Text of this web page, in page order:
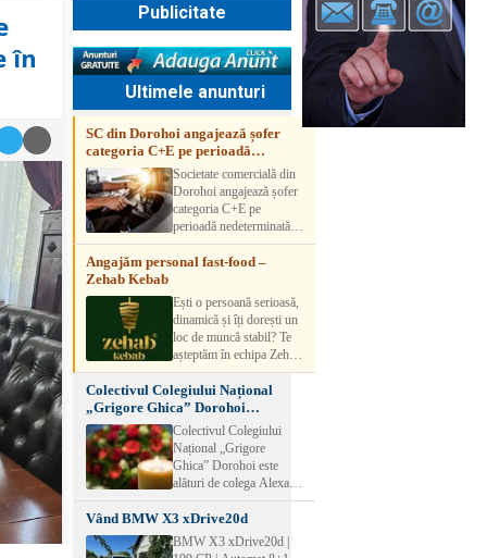
în
Publicitate
Ultimele anunturi
SC din Dorohoi angajează șofer
categoria C+E pe perioadă
nedeterminatăSocietate comercială din
Dorohoi angajează șofer
categoria C+E pe
perioadă nedeterminată.
Candidatul trebuie să
aibă experiență și atestat
detalii, vă rog să sunați la
numărul de telefon.
Angajăm personal fast-food –
Zehab Kebab
Ești o persoană serioasă,
dinamică și îți dorești un
loc de muncă stabil? Te
așteptăm în echipa Zehab
Kebab! Posturi
disponibile: -
SHAORMAR AJUTOR
BUCATAR 2/posturi -
LUCRATOR
COMERCIAL
VANZATOR /2 posturi
muncă Program flexibil
Salariu motivant, în
funcție de experienț
Colectivul Colegiului Național
„Grigore Ghica” Dorohoi
transmite sincere condoleanțe
Colectivul Colegiului
Național „Grigore
Ghica” Dorohoi este
alături de colega Alexa
Lăcrămioara la trecerea în
neființă a soțului și
transmite sincere
condoleanțe familiei.
Vând BMW X3 xDrive20d
BMW X3 xDrive20d |